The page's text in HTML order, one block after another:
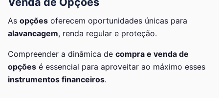
As opções oferecem oportunidades únicas para
alavancagem, renda regular e proteção.
Compreender a dinâmica de compra e venda de
opções é essencial para aproveitar ao máximo esses
instrumentos financeiros.